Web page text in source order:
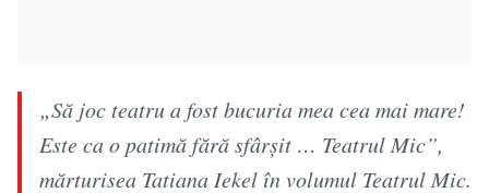
„Să joc teatru a fost bucuria mea cea mai mare!
Este ca o patimă fără sfârșit … Teatrul Mic”,
mărturisea Tatiana Iekel în volumul Teatrul Mic.